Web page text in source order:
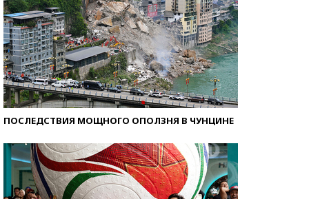
ПОСЛЕДСТВИЯ МОЩНОГО ОПОЛЗНЯ В ЧУНЦИНЕ